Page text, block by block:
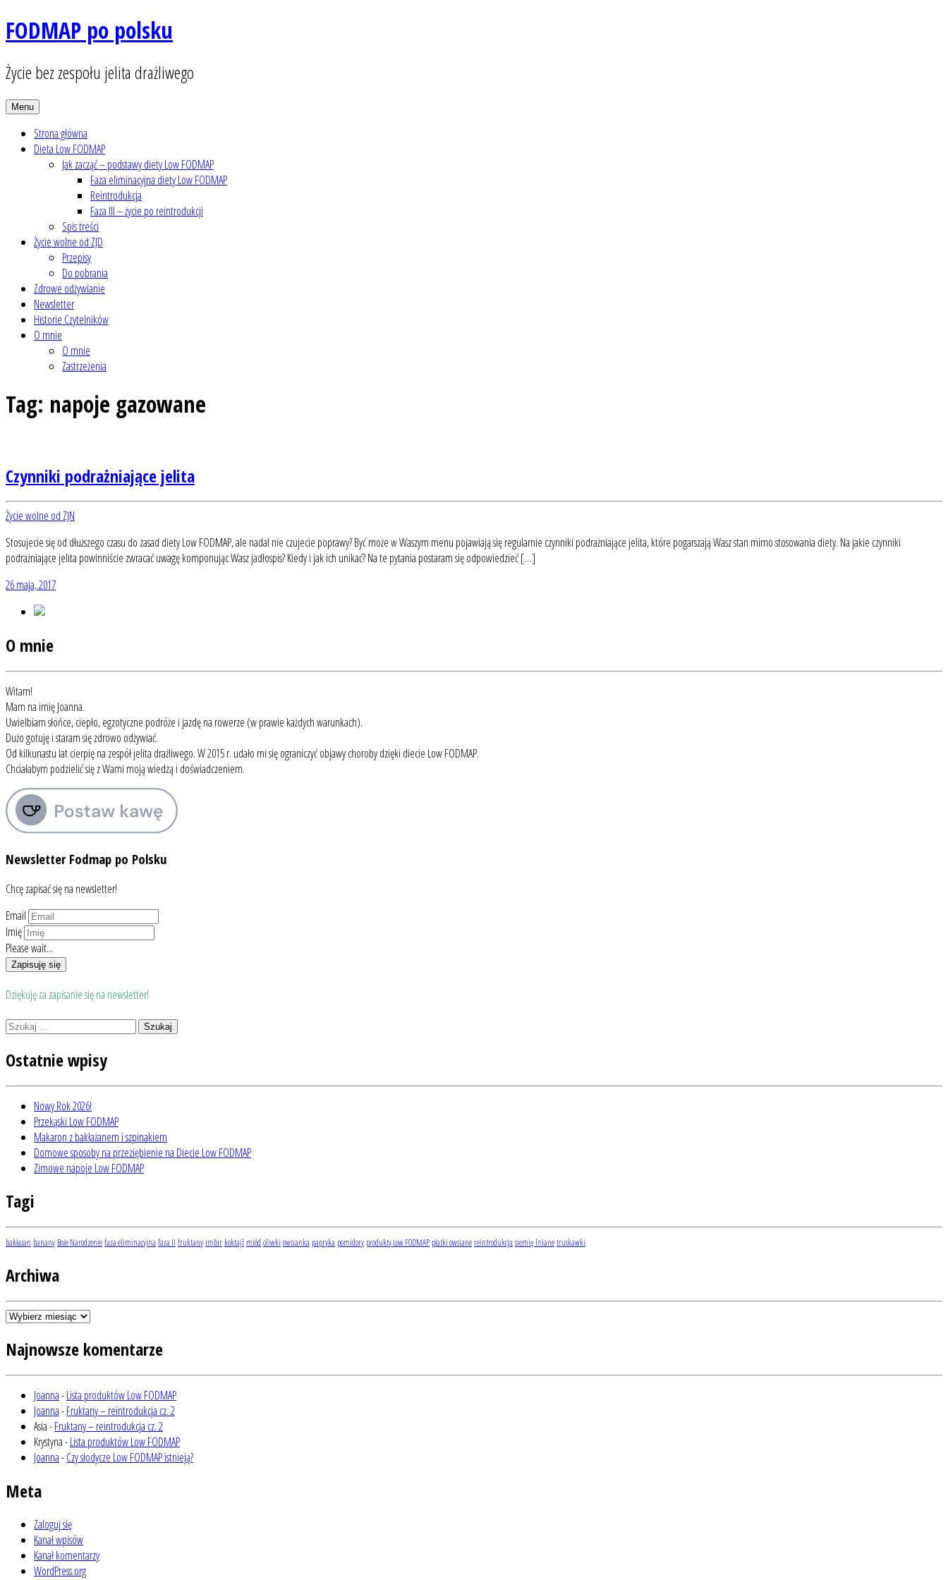
Skip
to
FODMAP po polsku
Życie bez zespołu jelita drażliwego
Menu
Strona główna
Dieta Low FODMAP
Jak zacząć – podstawy diety Low FODMAP
Faza eliminacyjna diety Low FODMAP
Reintrodukcja
Faza III – życie po reintrodukcji
Spis treści
Życie wolne od ZJD
Przepisy
Do pobrania
Zdrowe odżywianie
Newsletter
Historie Czytelników
O mnie
O mnie
Zastrzeżenia
Tag: napoje gazowane
Czynniki podrażniające jelita
Życie wolne od ZJN
Stosujecie się od dłuższego czasu do zasad diety Low FODMAP, ale nadal nie czujecie poprawy? Być może w Waszym menu pojawiają się regularnie czynniki podrażniające jelita, które pogarszają Wasz stan mimo stosowania diety. Na jakie czynniki
podrażniające jelita powinniście zwracać uwagę komponując Wasz jadłospis? Kiedy i jak ich unikać? Na te pytania postaram się odpowiedzieć […]
26 maja, 2017
O mnie
Witam!
Mam na imię Joanna.
Uwielbiam słońce, ciepło, egzotyczne podróże i jazdę na rowerze (w prawie każdych warunkach).
Dużo gotuję i staram się zdrowo odżywiać.
Od kilkunastu lat cierpię na zespół jelita drażliwego. W 2015 r. udało mi się ograniczyć objawy choroby dzięki diecie Low FODMAP.
Chciałabym podzielić się z Wami moją wiedzą i doświadczeniem.
Newsletter Fodmap po Polsku
Chcę zapisać się na newsletter!
Email
Imię
Please wait...
Zapisuję się
Dziękuję za zapisanie się na newsletter!
Szukaj:
Ostatnie wpisy
Nowy Rok 2026!
Przekąski Low FODMAP
Makaron z bakłażanem i szpinakiem
Domowe sposoby na przeziębienie na Diecie Low FODMAP
Zimowe napoje Low FODMAP
Tagi
bakłażan banany Boże Narodzeniefaza eliminacyjna faza II fruktanyimbir koktajl miód oliwki owsianka papryka pomidory produkty Low FODMAP płatki owsiane reintrodukcja siemię lnianetruskawki
Archiwa
Archiwa
Najnowsze komentarze
Joanna-Lista produktów Low FODMAP
Joanna-Fruktany – reintrodukcja cz. 2
Asia-Fruktany – reintrodukcja cz. 2
Krystyna-Lista produktów Low FODMAP
Joanna-Czy słodycze Low FODMAP istnieją?
Meta
Zaloguj się
Kanał wpisów
Kanał komentarzy
WordPress.org